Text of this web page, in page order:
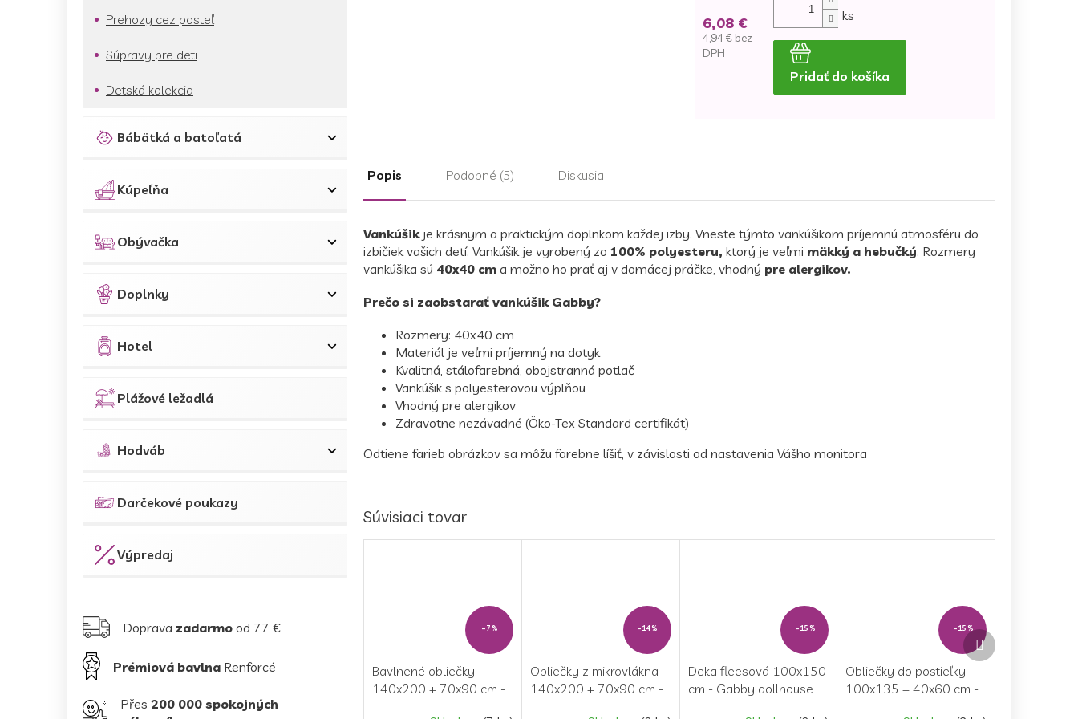
Prehozy cez posteľ
Súpravy pre deti
Detská kolekcia
Bábätká a batoľatá
Kúpeľňa
Obývačka
Doplnky
Hotel
Plážové ležadlá
Hodváb
Darčekové poukazy
Výpredaj
Doprava zadarmo od 77 €
Prémiová bavlna Renforcé
Přes 200 000 spokojných
6,08 €
4,94 € bez
DPH
ks
Pridať do košíka
Popis Podobné (5) Diskusia
Vankúšikje krásnym a praktickým doplnkom každej izby. Vneste týmto vankúšikom príjemnú atmosféru do
izbičiek vašich detí. Vankúšik je vyrobený zo 100% polyesteru, ktorý je veľmi mäkký a hebučký. Rozmery
vankúšika sú 40x40 cm a možno ho prať aj v domácej práčke, vhodný pre alergikov.
Prečo si zaobstarať vankúšik Gabby?
Rozmery: 40x40 cm
Materiál je veľmi príjemný na dotyk
Kvalitná, stálofarebná, obojstranná potlač
Vankúšik s polyesterovou výplňou
Vhodný pre alergikov
Zdravotne nezávadné (Öko-Tex Standard certifikát)
Odtiene farieb obrázkov sa môžu farebne líšiť, v závislosti od nastavenia Vášho monitora
Súvisiaci tovar
–7 %
Bavlnené obliečky
140x200 + 70x90 cm -
–14 %
Obliečky z mikrovlákna
140x200 + 70x90 cm -
–15 %
Deka fleesová 100x150
cm - Gabby dollhouse
–15 %
Obliečky do postieľky
100x135 + 40x60 cm -
Ďalší
produkt